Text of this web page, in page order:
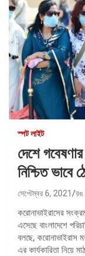
স্পট লাইট
দেশে
নিশ্চিত ভাবে
সেপ্টেম্বর 6, 2021 রঙ
করোনাভাইরাসের
এসেছে বাংলাদেশে
বলছে, করোনাভাইরাস
এর কার্যকারিতা নিয়ে